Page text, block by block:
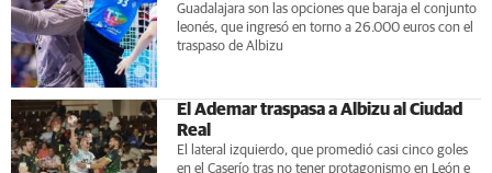
Guadalajara son las opciones que baraja el conjunto
leonés, que ingresó en torno a 26.000 euros con el
traspaso de Albizu
El Ademar traspasa a Albizu al Ciudad
Real
El lateral izquierdo, que promedió casi cinco goles
en el Caserío tras no tener protagonismo en León e